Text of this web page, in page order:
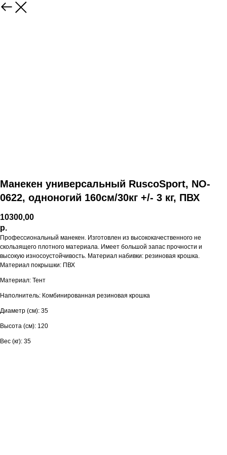
Манекен универсальный RuscoSport, NO-
0622, одноногий 160см/30кг +/- 3 кг, ПВХ
10300,00
р.
Профессиональный манекен. Изготовлен из высококачественного не
скользящего плотного материала. Имеет большой запас прочности и
высокую износоустойчивость. Материал набивки: резиновая крошка.
Материал покрышки: ПВХ
Материал: Тент
Наполнитель: Комбинированная резиновая крошка
Диаметр (см): 35
Высота (см): 120
Вес (кг): 35